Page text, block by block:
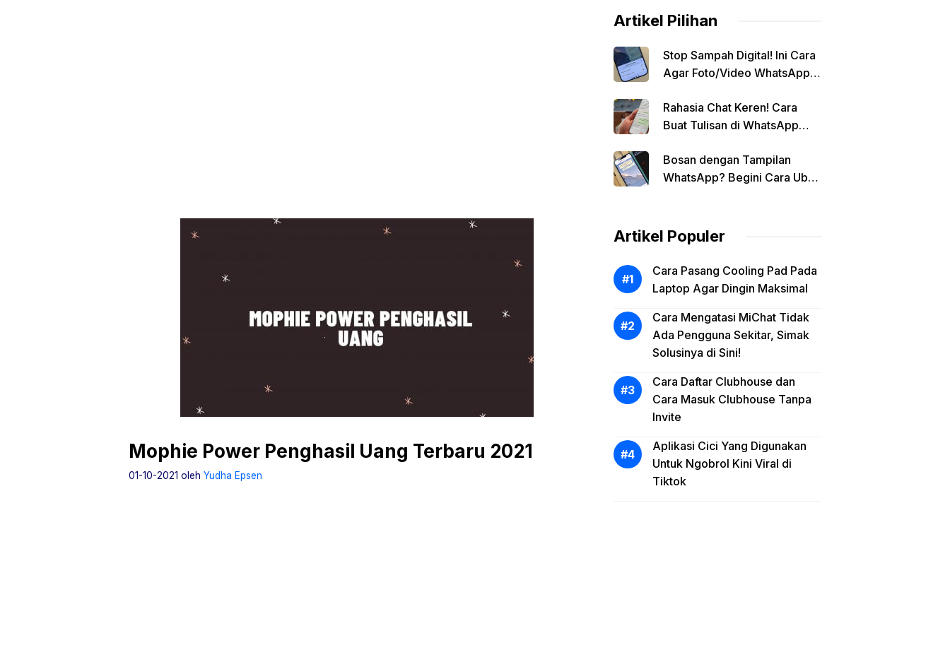
Mophie Power Penghasil Uang Terbaru 2021
01-10-2021 oleh Yudha Epsen
Artikel Pilihan
Stop Sampah Digital! Ini Cara
Agar Foto/Video WhatsApp
Otomatis
Rahasia Chat Keren! Cara
Buat Tulisan di WhatsApp
Bosan dengan Tampilan
WhatsApp? Begini Cara Ubah
Artikel Populer
Cara Pasang Cooling Pad Pada
Laptop Agar Dingin Maksimal
Cara Mengatasi MiChat Tidak
Ada Pengguna Sekitar, Simak
Solusinya di Sini!
Cara Daftar Clubhouse dan
Cara Masuk Clubhouse Tanpa
Invite
Aplikasi Cici Yang Digunakan
Untuk Ngobrol Kini Viral di
Tiktok